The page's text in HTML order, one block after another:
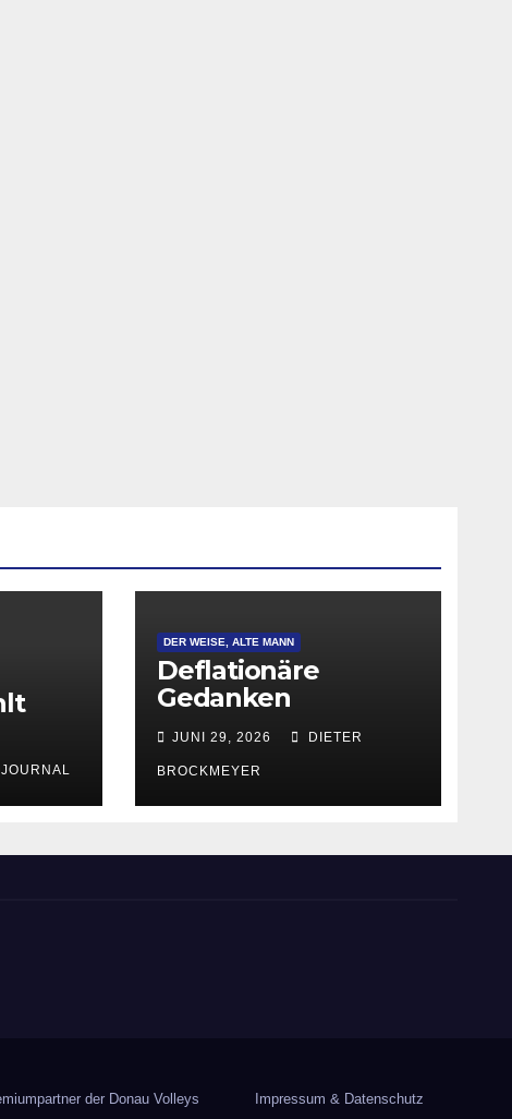
DER WEISE, ALTE MANN
Deflationäre
Gedanken
JUNI 29, 2026 DIETER
BROCKMEYER
der Donau Volleys Impressum & Datenschutz